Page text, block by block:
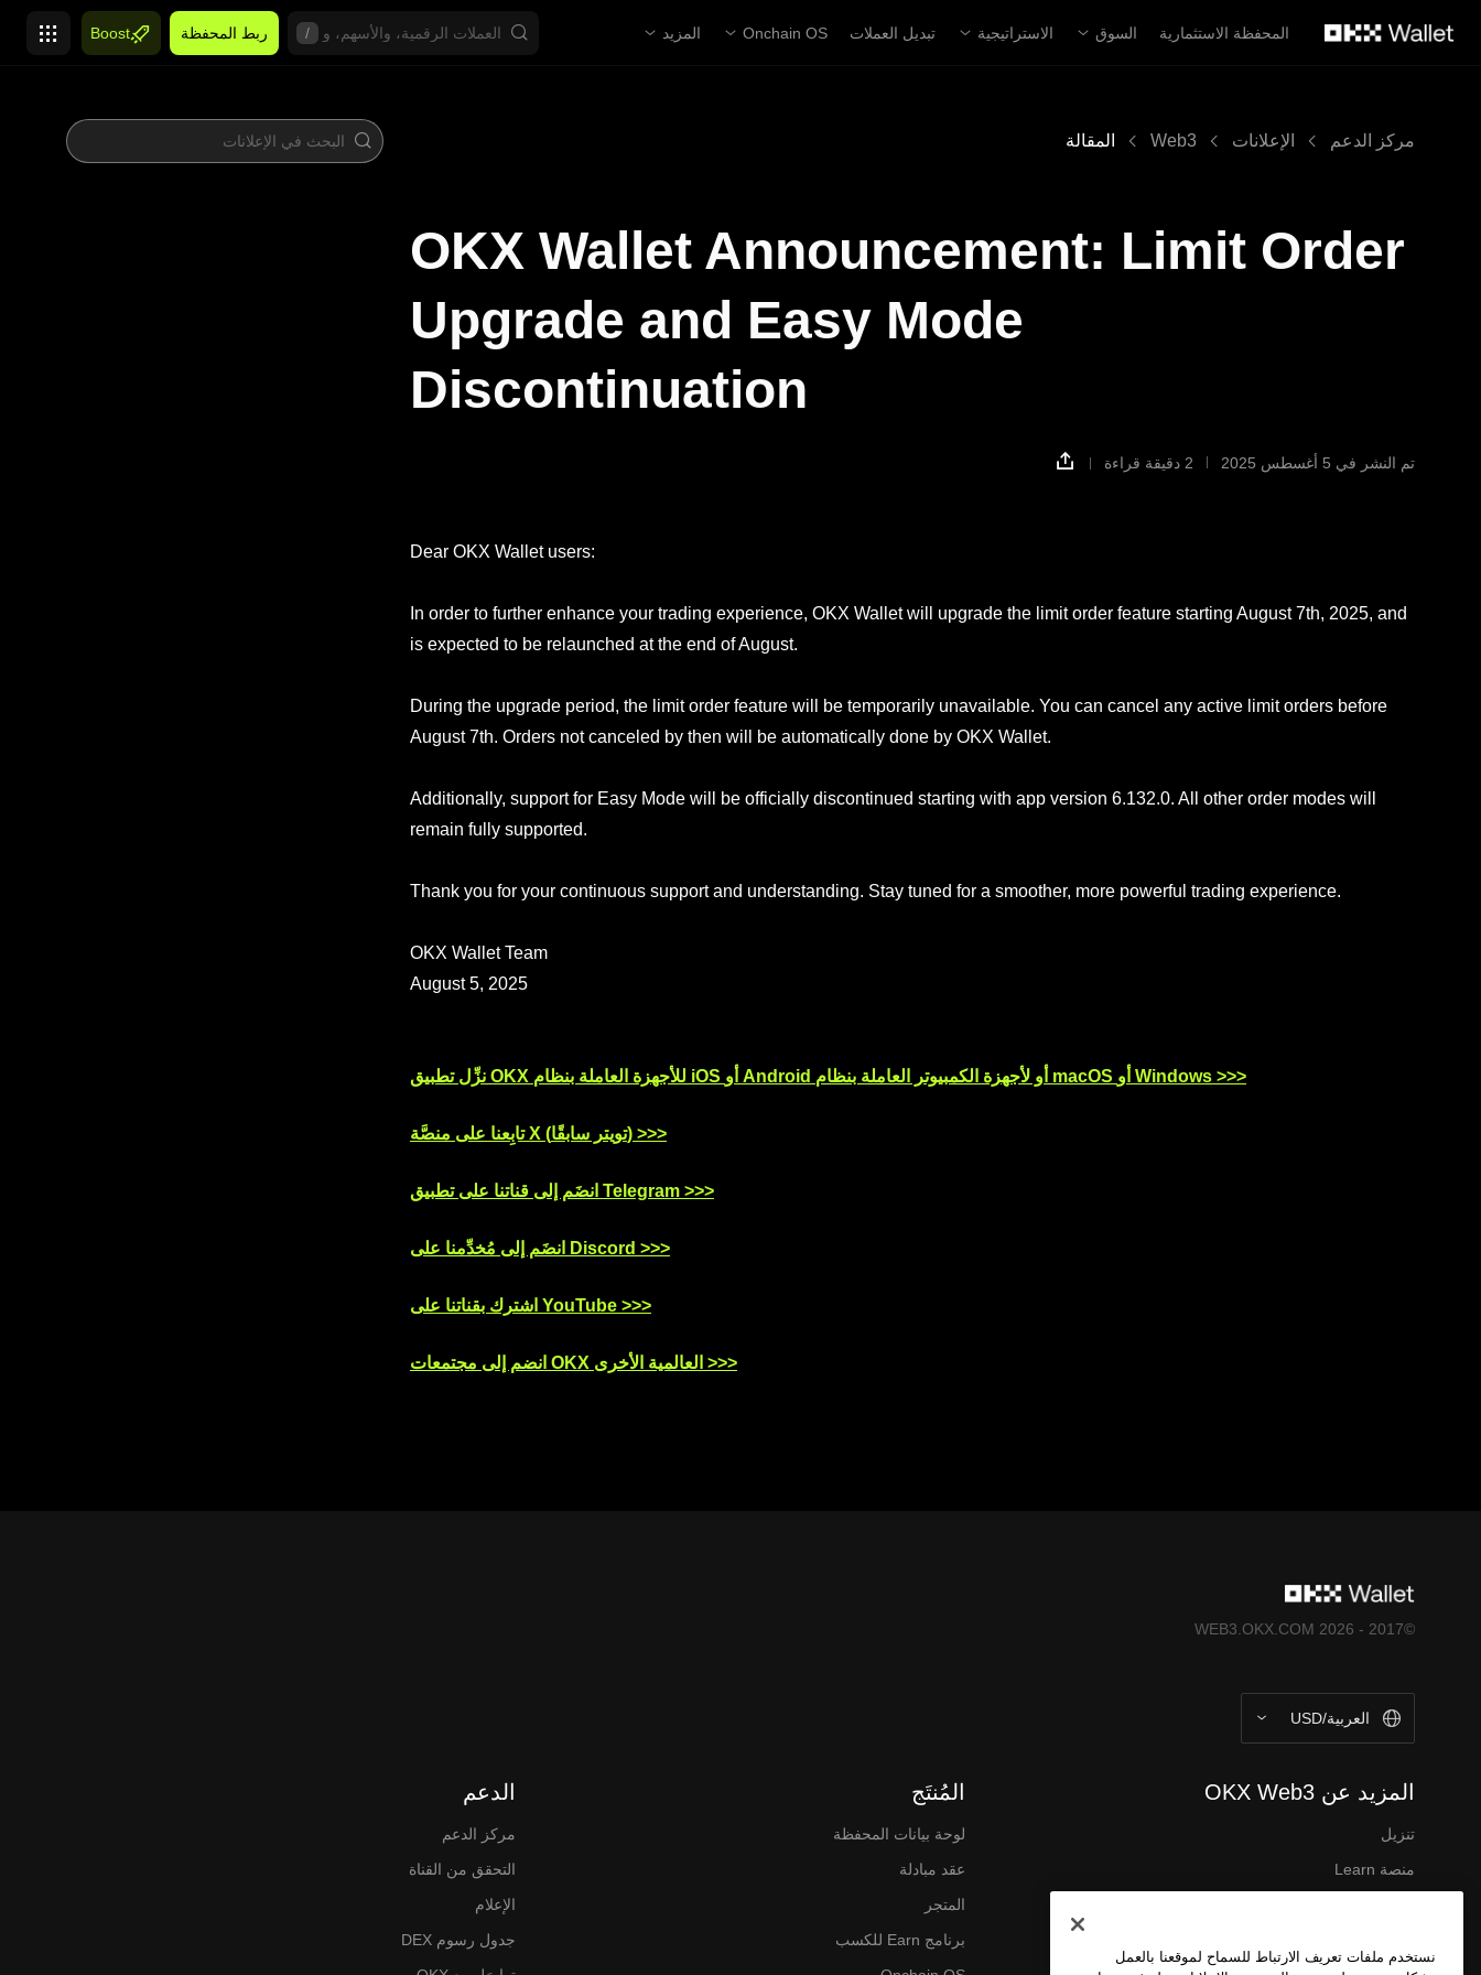
المحفظة الاستثمارية
السوق الاستراتيجية تبديل العملات Onchain OS المزيد / ربط المحفظة Boost
مركز الدعم الإعلانات Web3 المقالة
OKX Wallet Announcement: Limit Order
Upgrade and Easy Mode
Discontinuation
تم النشر في ‏5 أغسطس 2025 2 دقيقة قراءة
Dear OKX Wallet users:
In order to further enhance your trading experience, OKX Wallet will upgrade the limit order feature starting August 7th, 2025, and
is expected to be relaunched at the end of August.
During the upgrade period, the limit order feature will be temporarily unavailable. You can cancel any active limit orders before
August 7th. Orders not canceled by then will be automatically done by OKX Wallet.
Additionally, support for Easy Mode will be officially discontinued starting with app version 6.132.0. All other order modes will
remain fully supported.
Thank you for your continuous support and understanding. Stay tuned for a smoother, more powerful trading experience.
OKX Wallet Team
August 5, 2025
نزِّل تطبيق OKX للأجهزة العاملة بنظام iOS أو Android أو لأجهزة الكمبيوتر العاملة بنظام macOS أو Windows >>>
تابِعنا على منصَّة X (تويتر سابقًا) >>>
انضَم إلى قناتنا على تطبيق Telegram >>>
انضَم إلى مُخدِّمنا على Discord >>>
اشترك بقناتنا على YouTube >>>
انضم إلى مجتمعات OKX العالمية الأخرى >>>
©2017 - 2026 WEB3.OKX.COM
العربية/USD
المزيد عن OKX Web3
تنزيل
منصة Learn
المُنتَج
لوحة بيانات المحفظة
عقد مبادلة
المتجر
برنامج Earn للكسب
الدعم
مركز الدعم
التحقق من القناة
الإعلام
جدول رسوم DEX
نستخدم ملفات تعريف الارتباط للسماح لموقعنا بالعمل